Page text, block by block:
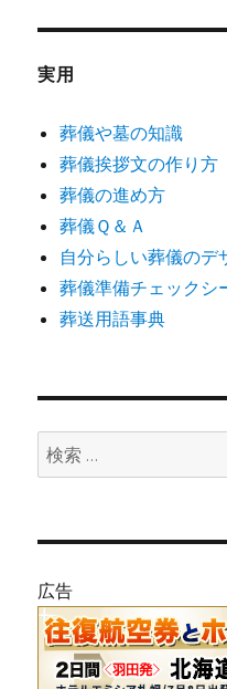
実用
葬儀や墓の知識
葬儀挨拶文の作り方
葬儀の進め方
葬儀Ｑ＆Ａ
自分らしい葬儀のデ
葬儀準備チェックシ
葬送用語事典
検
索:
広告